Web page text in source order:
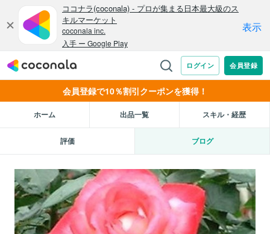
会員登録で10％割引クーポンを獲得！
ホーム 出品一覧 スキル・経歴
評価 ブログ